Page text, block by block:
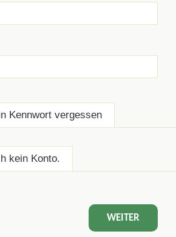
Kennwort vergessen
kein Konto.